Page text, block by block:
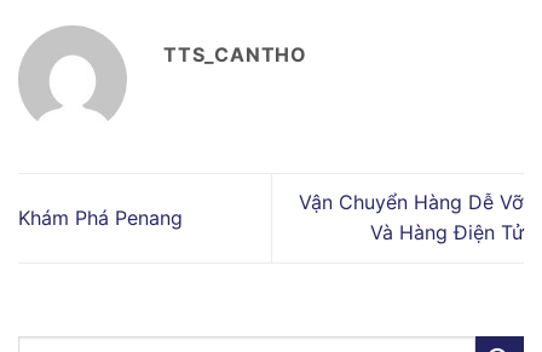
TTS_CANTHO
Khám Phá Penang
Vận Chuyển Hàng Dễ Vỡ
Và Hàng Điện Tử